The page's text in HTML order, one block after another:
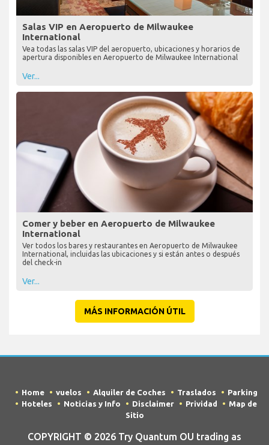
Salas VIP en Aeropuerto de Milwaukee
International
Vea todas las salas VIP del aeropuerto, ubicaciones y horarios de
apertura disponibles en Aeropuerto de Milwaukee International
Ver...
Comer y beber en Aeropuerto de Milwaukee
International
Ver todos los bares y restaurantes en Aeropuerto de Milwaukee
International, incluidas las ubicaciones y si están antes o después
del check-in
Ver...
MÁS INFORMACIÓN ÚTIL
Home vuelos Alquiler de Coches Traslados
Parking
Hoteles
Noticias y Info Disclaimer Prividad
Map de
Sitio
COPYRIGHT © 2026 Try Quantum OU trading as